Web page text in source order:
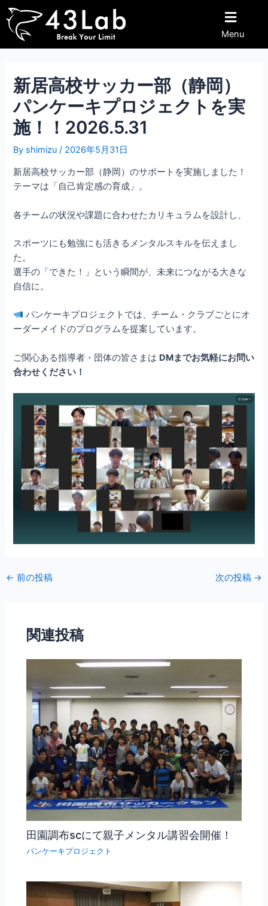
内
容
ス
Menu
新居高校サッカー部（静岡）
パンケーキプロジェクトを実
施！！2026.5.31
By shimizu/ 2026年5月31日
新居高校サッカー部（静岡）のサポートを実施しました！
テーマは「自己肯定感の育成」。
各チームの状況や課題に合わせたカリキュラムを設計し、
スポーツにも勉強にも活きるメンタルスキルを伝えまし
た。
選手の「できた！」という瞬間が、未来につながる大きな
自信に。
パンケーキプロジェクトでは、チーム・クラブごとにオ
ーダーメイドのプログラムを提案しています。
ご関心ある指導者・団体の皆さまは DMまでお気軽にお問い
合わせください！
Post
navigation
← 前の投稿 次の投稿 →
関連投稿
田園調布scにて親子メンタル講習会開催！
パンケーキプロジェクト